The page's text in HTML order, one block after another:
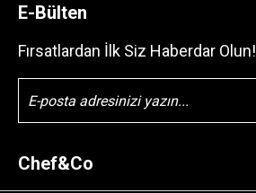
E-Bülten
Fırsatlardan İlk Siz Haberdar Olun!
Chef&Co